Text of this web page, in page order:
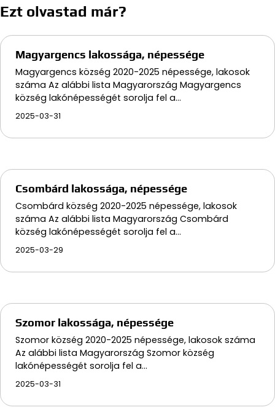
Ezt olvastad már?
Magyargencs lakossága, népessége
Magyargencs község 2020-2025 népessége, lakosok
száma Az alábbi lista Magyarország Magyargencs
község lakónépességét sorolja fel a…
2025-03-31
Csombárd lakossága, népessége
Csombárd község 2020-2025 népessége, lakosok
száma Az alábbi lista Magyarország Csombárd
község lakónépességét sorolja fel a…
2025-03-29
Szomor lakossága, népessége
Szomor község 2020-2025 népessége, lakosok száma
Az alábbi lista Magyarország Szomor község
lakónépességét sorolja fel a…
2025-03-31